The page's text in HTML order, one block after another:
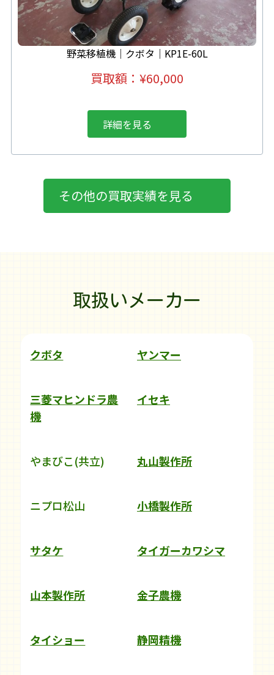
野菜移植機｜クボタ｜KP1E-60L
買取額： ¥60,000
詳細を見る
その他の買取実績を見る
取扱いメーカー
クボタ ヤンマー
三菱マヒンドラ農
機
イセキ
やまびこ(共立) 丸山製作所
ニプロ松山 小橋製作所
サタケ タイガーカワシマ
山本製作所 金子農機
タイショー 静岡精機